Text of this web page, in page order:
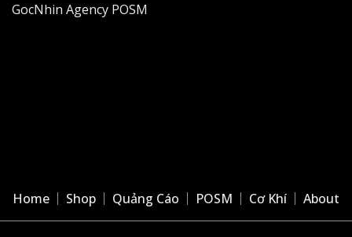
GocNhin Agency POSM
Home Shop Quảng Cáo POSM Cơ Khí About